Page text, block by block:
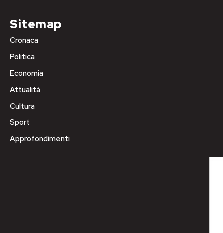
Sitemap
Cronaca
Politica
Economia
Attualità
Cultura
Sport
Approfondimenti